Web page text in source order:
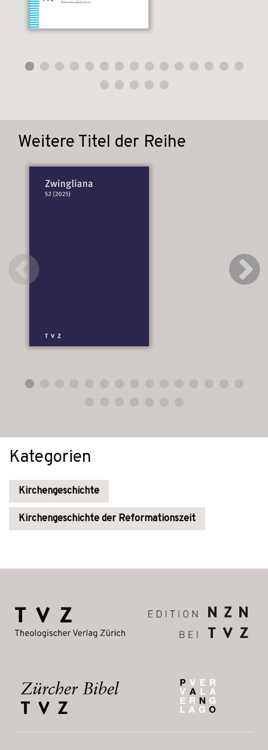
Weitere Titel der Reihe
Kategorien
Kirchengeschichte
Kirchengeschichte der Reformationszeit